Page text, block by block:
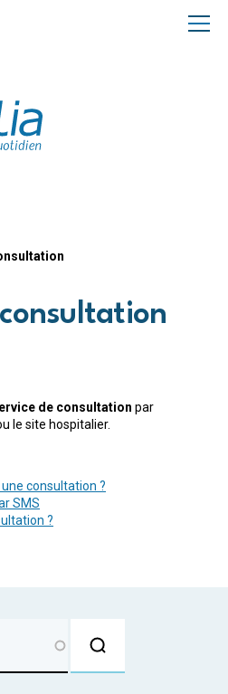
de consultation par
le site hospitalier.
consultation ?
SMS
?